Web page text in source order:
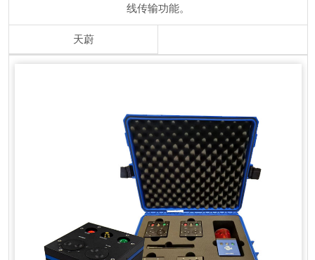
线传输功能。
天蔚